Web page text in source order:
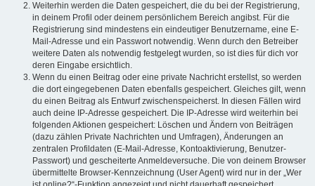
Weiterhin werden die Daten gespeichert, die du bei der Registrierung,
in deinem Profil oder deinem persönlichem Bereich angibst. Für die
Registrierung sind mindestens ein eindeutiger Benutzername, eine E-
Mail-Adresse und ein Passwort notwendig. Wenn durch den Betreiber
weitere Daten als notwendig festgelegt wurden, so ist dies für dich vor
deren Eingabe ersichtlich.
Wenn du einen Beitrag oder eine private Nachricht erstellst, so werden
die dort eingegebenen Daten ebenfalls gespeichert. Gleiches gilt, wenn
du einen Beitrag als Entwurf zwischenspeicherst. In diesen Fällen wird
auch deine IP-Adresse gespeichert. Die IP-Adresse wird weiterhin bei
folgenden Aktionen gespeichert: Löschen und Ändern von Beiträgen
(dazu zählen Private Nachrichten und Umfragen), Änderungen an
zentralen Profildaten (E-Mail-Adresse, Kontoaktivierung, Benutzer-
Passwort) und gescheiterte Anmeldeversuche. Die von deinem Browser
übermittelte Browser-Kennzeichnung (User Agent) wird nur in der „Wer